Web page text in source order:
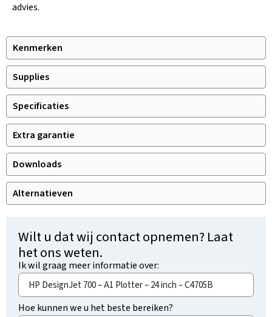
Kenmerken
Supplies
Specificaties
Extra garantie
Downloads
Alternatieven
advies.
Wilt u dat wij contact opnemen? Laat
het ons weten.
Ik wil graag meer informatie over:
Hoe kunnen we u het beste bereiken?